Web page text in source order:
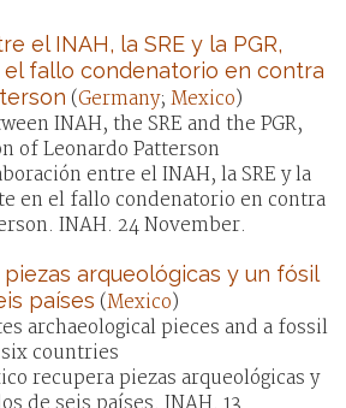
el INAH, la SRE y la PGR,
fallo condenatorio en contra
(Germany; Mexico)
INAH, the SRE and the PGR,
of Leonardo Patterson
entre el INAH, la SRE y la
en el fallo condenatorio en contra
INAH. 24 November.
arqueológicas y un fósil
países (Mexico)
archaeological pieces and a fossil
countries
recupera piezas arqueológicas y